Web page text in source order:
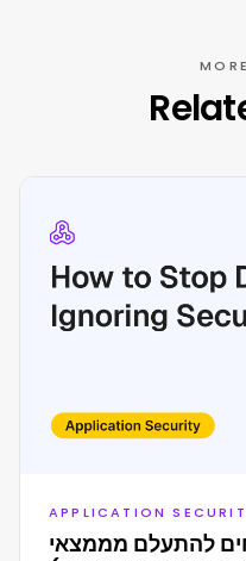
APPLICATION
להתעלם מממצאי